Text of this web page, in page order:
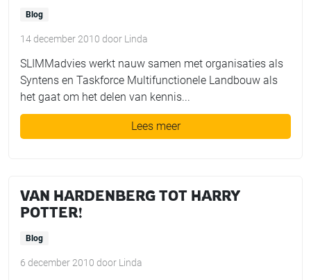
Blog
14 december 2010 door Linda
SLIMMadvies werkt nauw samen met organisaties als
Syntens en Taskforce Multifunctionele Landbouw als
het gaat om het delen van kennis...
Lees meer
VAN HARDENBERG TOT HARRY
POTTER!
Blog
6 december 2010 door Linda